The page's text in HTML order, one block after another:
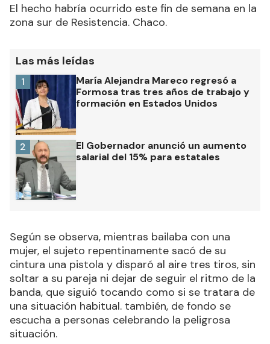
El hecho habría ocurrido este fin de semana en la
zona sur de Resistencia. Chaco.
Las más leídas
María Alejandra Mareco regresó a
Formosa tras tres años de trabajo y
formación en Estados Unidos
1
El Gobernador anunció un aumento
salarial del 15% para estatales
2
Según se observa, mientras bailaba con una
mujer, el sujeto repentinamente sacó de su
cintura una pistola y disparó al aire tres tiros, sin
soltar a su pareja ni dejar de seguir el ritmo de la
banda, que siguió tocando como si se tratara de
una situación habitual. también, de fondo se
escucha a personas celebrando la peligrosa
situación.